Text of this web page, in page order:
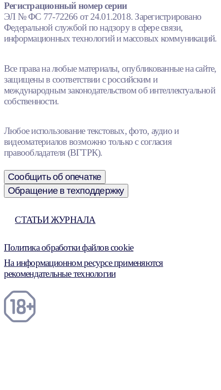
Регистрационный номер серии
ЭЛ № ФС 77-72266 от 24.01.2018. Зарегистрировано
Федеральной службой по надзору в сфере связи,
информационных технологий и массовых коммуникаций.
Все права на любые материалы, опубликованные на сайте,
защищены в соответствии с российским и
международным законодательством об интеллектуальной
собственности.
Любое использование текстовых, фото, аудио и
видеоматериалов возможно только с согласия
правообладателя (ВГТРК).
Сообщить об опечатке
Обращение в техподдержку
СТАТЬИ ЖУРНАЛА
Политика обработки файлов cookie
На информационном ресурсе применяются
рекомендательные технологии